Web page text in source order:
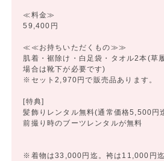
≪料金≫
59,400円
≪≪お持ちいただくもの≫≫
肌着・裾除け・白足袋・タオル2本(草
場合は靴下が必要です)
※セット2,970円で販売品あります。
[特典]
髪飾りレンタル無料(通常価格5,500円
前撮り時のブーツレンタルが無料
※着物は33,000円迄。袴は11,000円